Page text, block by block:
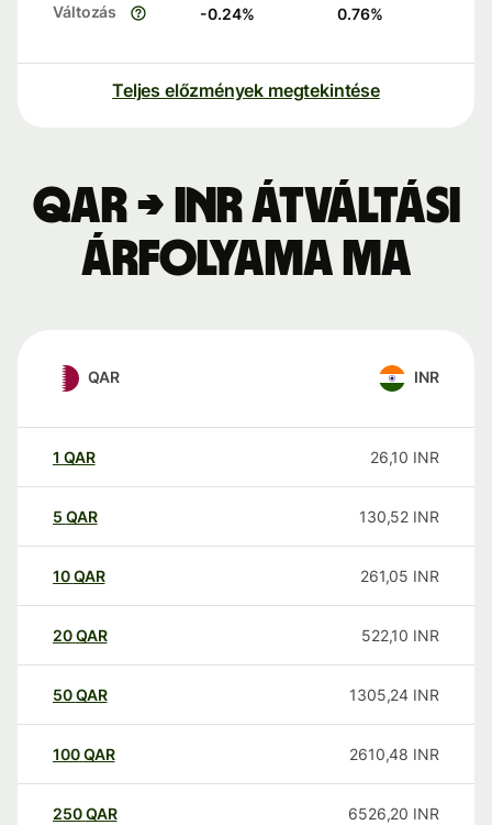
Változás -0.24% 0.76%
Teljes előzmények megtekintése
QAR → INR átváltási
árfolyama ma
QAR INR
1 QAR 26,10 INR
5 QAR 130,52 INR
10QAR 261,05 INR
20QAR 522,10 INR
50QAR 1305,24 INR
100QAR 2610,48 INR
250QAR 6526,20 INR